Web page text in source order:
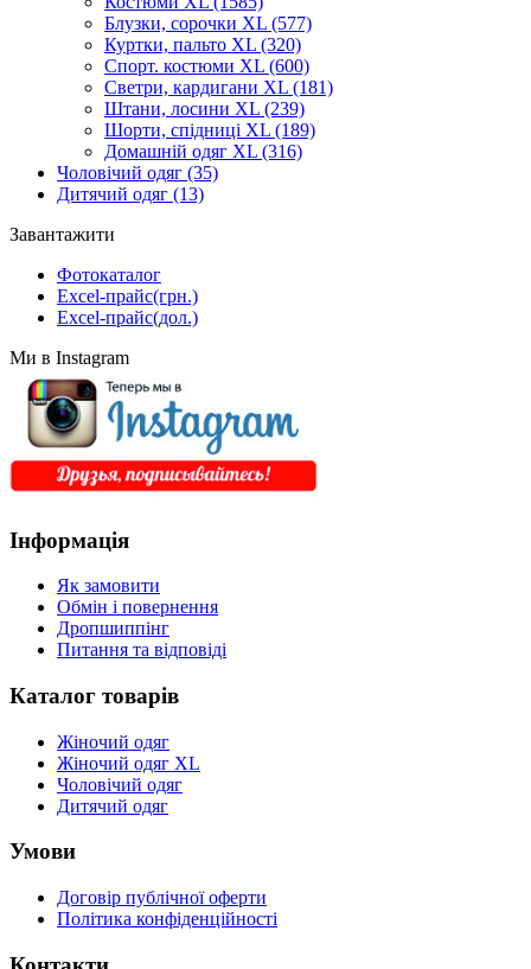
Блузки, сорочки XL (577)
Куртки, пальто XL (320)
Спорт. костюми XL (600)
Светри, кардигани XL (181)
Штани, лосини XL (239)
Шорти, спідниці XL (189)
Домашній одяг XL (316)
Чоловічий одяг (35)
Дитячий одяг (13)
Завантажити
Фотокаталог
Excel-прайс(грн.)
Excel-прайс(дол.)
Ми в Instagram
Інформація
Як замовити
Обмін і повернення
Дропшиппінг
Питання та відповіді
Каталог товарів
Жіночий одяг
Жіночий одяг XL
Чоловічий одяг
Дитячий одяг
Умови
Договір публічної оферти
Політика конфіденційності